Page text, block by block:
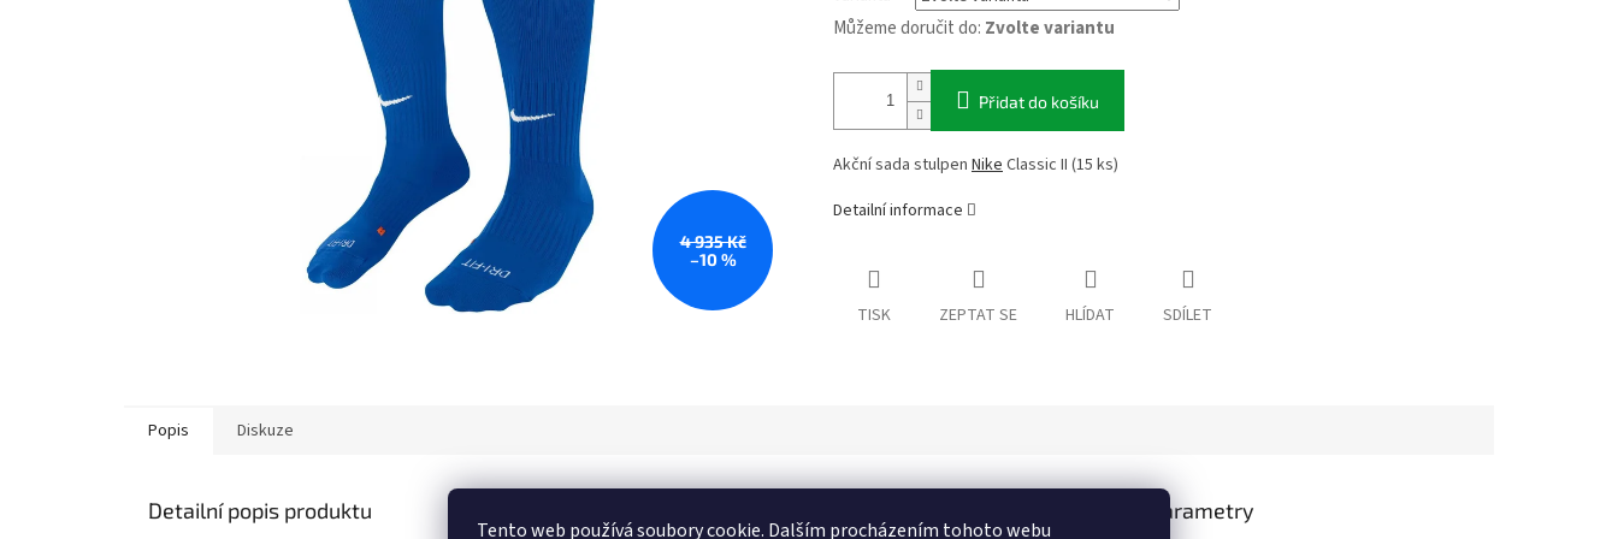
Tento web používá soubory cookie. Dalším procházením tohoto webu
4 935 Kč
–10 %
Můžeme doručit do: Zvolte variantu
Přidat do košíku
Akční sada stulpen NikeClassic II (15 ks)
Detailní informace
TISK ZEPTAT SE HLÍDAT SDÍLET
Popis Diskuze
Detailní popis produktu Doplňkové parametry